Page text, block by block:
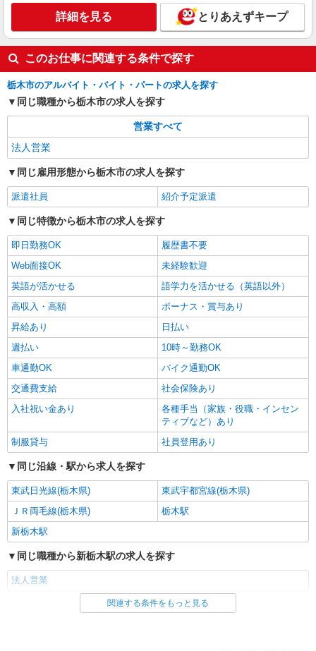
詳細を見る とりあえずキープ
このお仕事に関連する条件で探す
栃木市のアルバイト・バイト・パートの求人を探す
同じ職種から栃木市の求人を探す
営業すべて
法人営業
同じ雇用形態から栃木市の求人を探す
派遣社員 紹介予定派遣
同じ特徴から栃木市の求人を探す
即日勤務OK
履歴書不要
Web面接OK
未経験歓迎
英語が活かせる
語学力を活かせる（英語以外）
高収入・高額
ボーナス・賞与あり
昇給あり
日払い
週払い
10時～勤務OK
車通勤OK
バイク通勤OK
交通費支給
社会保険あり
入社祝い金あり
各種手当（家族・役職・インセン
ティブなど）あり
制服貸与
社員登用あり
同じ沿線・駅から求人を探す
東武日光線(栃木県)
東武宇都宮線(栃木県)
ＪＲ両毛線(栃木県)
栃木駅
新栃木駅
同じ職種から新栃木駅の求人を探す
法人営業
同じ雇用形態から新栃木駅の求人を探す
関連する条件をもっと見る